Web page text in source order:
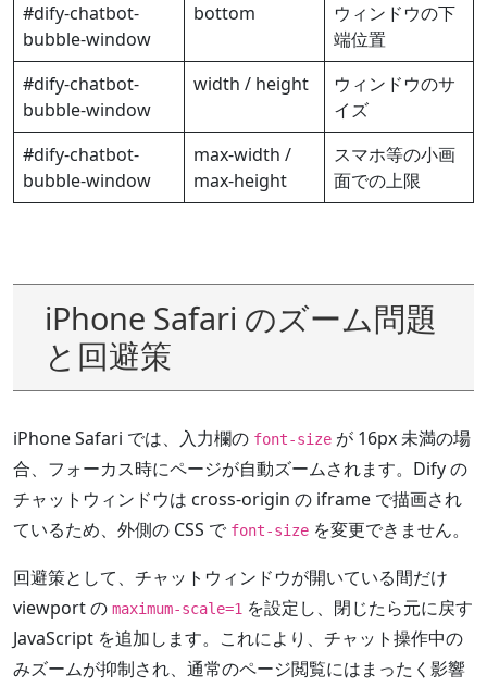
#dify-chatbot-
bubble-window
bottom
ウィンドウの下
端位置
#dify-chatbot-
bubble-window
width / height
ウィンドウのサ
イズ
#dify-chatbot-
bubble-window
max-width /
max-height
スマホ等の小画
面での上限
iPhone Safari のズーム問題
と回避策
iPhone Safari では、入力欄の font-size が 16px 未満の場
合、フォーカス時にページが自動ズームされます。Dify の
チャットウィンドウは cross-origin の iframe で描画され
ているため、外側の CSS で font-size を変更できません。
回避策として、チャットウィンドウが開いている間だけ
viewport の maximum-scale=1 を設定し、閉じたら元に戻す
JavaScript を追加します。これにより、チャット操作中の
みズームが抑制され、通常のページ閲覧にはまったく影響